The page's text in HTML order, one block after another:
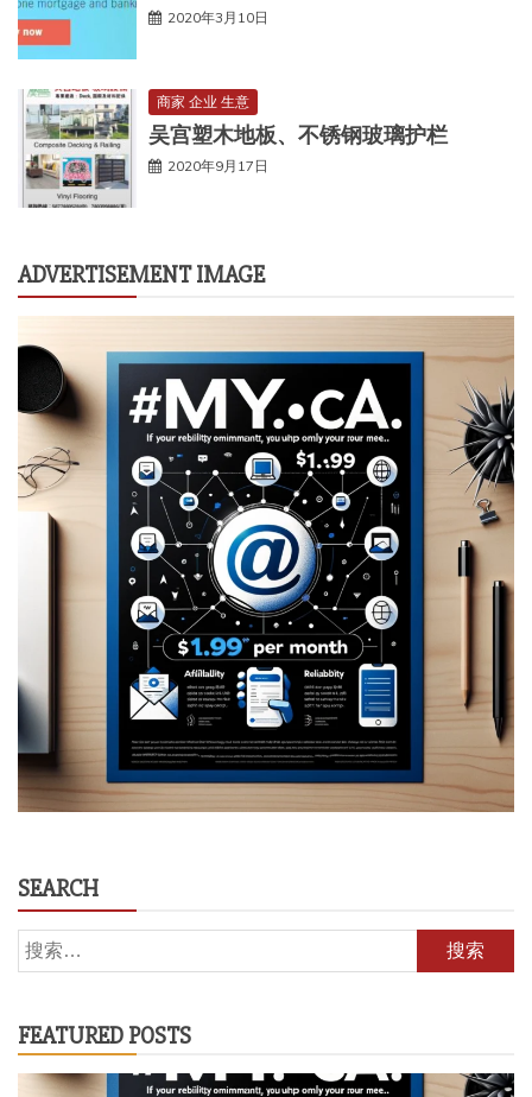
2020年3月10日
商家 企业 生意
吴宫塑木地板、不锈钢玻璃护栏
2020年9月17日
ADVERTISEMENT IMAGE
SEARCH
搜
索：
FEATURED POSTS